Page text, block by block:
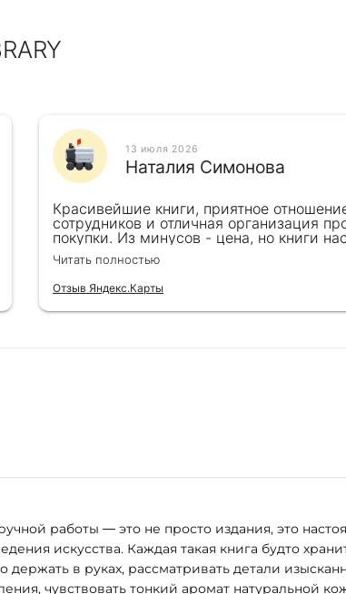
13 июля 2026
Наталия Симонова
Красивейшие книги, приятное
сотрудников и отличная организация
покупки. Из минусов - цена, но книги
великолепны, что это того стоит.
для подарка.
Читать полностью
Отзыв Яндекс.Карты
работы — это не просто издания, это
искусства. Каждая такая книга будто
держать в руках, рассматривать детали
чувствовать тонкий аромат натуральной